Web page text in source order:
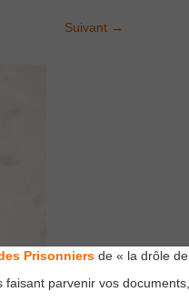
Suivant →
Prisonniers de « la drôle de
parvenir vos documents,